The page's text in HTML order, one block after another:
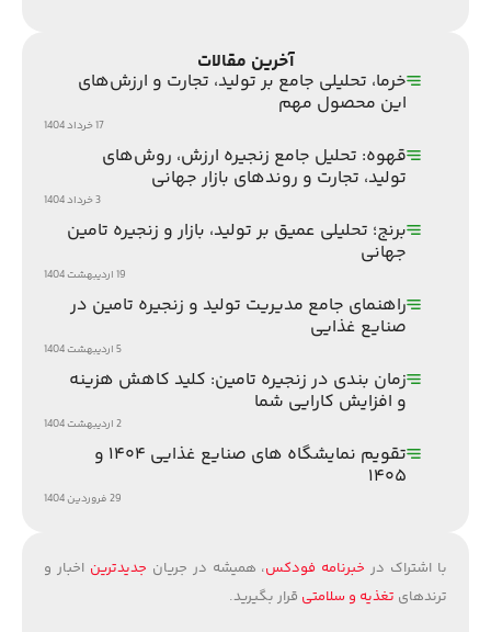
آخرین مقالات
خرما، تحلیلی جامع بر تولید، تجارت و ارزش‌های
این محصول مهم
17 خرداد 1404
قهوه: تحلیل جامع زنجیره ارزش، روش‌های
تولید، تجارت و روندهای بازار جهانی
3 خرداد 1404
برنج؛ تحلیلی عمیق بر تولید، بازار و زنجیره تامین
جهانی
19 اردیبهشت 1404
راهنمای جامع مدیریت تولید و زنجیره تامین در
صنایع غذایی
5 اردیبهشت 1404
زمان بندی در زنجیره تامین: کلید کاهش هزینه
و افزایش کارایی شما
2 اردیبهشت 1404
تقویم نمایشگاه های صنایع غذایی ۱۴۰۴ و
۱۴۰۵
29 فروردین 1404
با اشتراک در خبرنامه فودکس، همیشه در جریان جدیدترین اخبار و
ترندهای تغذیه و سلامتی قرار بگیرید.